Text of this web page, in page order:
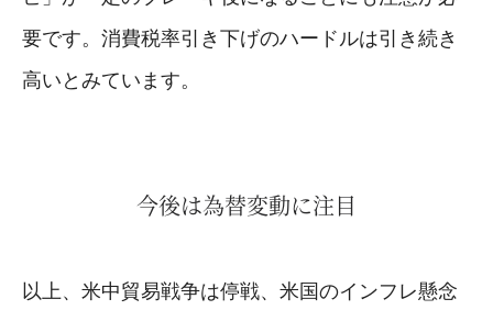
要です。消費税率引き下げのハードルは引き続き
高いとみています。
今後は為替変動に注目
以上、米中貿易戦争は停戦、米国のインフレ懸念